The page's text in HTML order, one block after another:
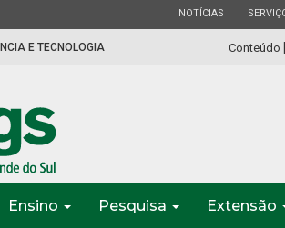
ESTADO
NOTÍCIAS
E TECNOLOGIA Conteúdo
Ensino Pesquisa Extensão